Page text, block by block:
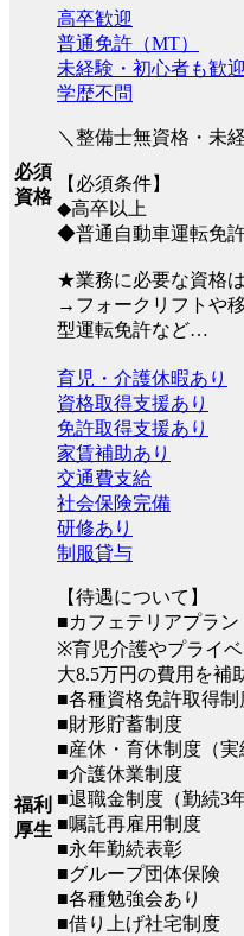
必須
資格
高卒歓迎
普通免許（MT）
未経験・初心者も歓迎
学歴不問
＼整備士無資格・未
【必須条件】
◆高卒以上
◆普通自動車運転免許
★業務に必要な資格
→フォークリフトや
型運転免許など…
福利
厚生
育児・介護休暇あり
資格取得支援あり
免許取得支援あり
家賃補助あり
交通費支給
社会保険完備
研修あり
制服貸与
【待遇について】
■カフェテリアプラン
※育児介護やプライ
大8.5万円の費用を補
■各種資格免許取得制
■財形貯蓄制度
■産休・育休制度（実
■介護休業制度
■退職金制度（勤続3
■嘱託再雇用制度
■永年勤続表彰
■グループ団体保険
■各種勉強会あり
■借り上げ社宅制度